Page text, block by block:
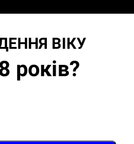
ВІКУ
років?